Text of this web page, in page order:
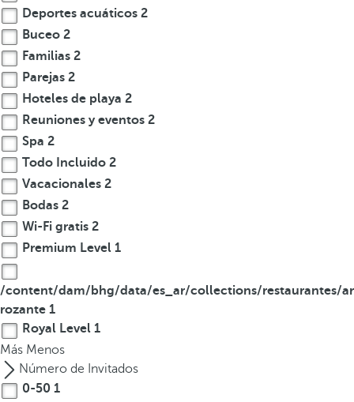
Deportes acuáticos 2
Buceo 2
Familias 2
Parejas 2
Hoteles de playa 2
Reuniones y eventos 2
Spa 2
Todo Incluido 2
Vacacionales 2
Bodas 2
Wi-Fi gratis 2
Premium Level 1
/content/dam/bhg/data/es_ar/collections/restaurantes/ar
rozante 1
Royal Level 1
Más Menos
Número de Invitados
0-50 1